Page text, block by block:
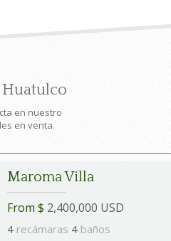
en nuestro
en venta.
Maroma Villa
From $ 2,400,000 USD
4 recámaras 4 baños